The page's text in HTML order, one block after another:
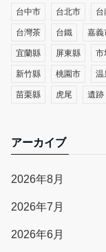
台中市 台北市 台
台灣茶 台鐵 嘉義
宜蘭縣 屏東縣 市
新竹縣 桃園市 温
苗栗縣 虎尾 遺跡
アーカイブ
2026年8月
2026年7月
2026年6月